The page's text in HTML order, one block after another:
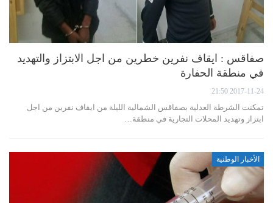
صفاقس : ايقاف نفرين خطرين من اجل الابتزاز والتهديد
في منطقة الحفارة
2017-11-24 21:50
تمكنت الشرطة العدلية بصفاقس الشمالية الليلة من ايقاف نفرين من اجل
ابتزاز وتهديد المحلات التجارية في منطقة…
الأخبار الوطنية